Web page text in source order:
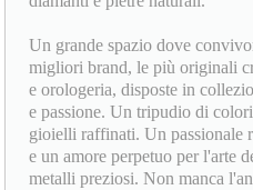
Un grande spazio dove
migliori brand, le più originali
e orologeria, disposte in
e passione. Un tripudio di
gioielli raffinati. Un passionale
e un amore perpetuo per l'arte
metalli preziosi. Non manca